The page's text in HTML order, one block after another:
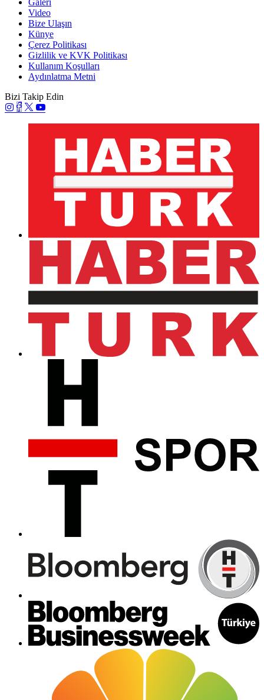
Galeri
Video
Bize Ulaşın
Künye
Çerez Politikası
Gizlilik ve KVK Politikası
Kullanım Koşulları
Aydınlatma Metni
Bizi Takip Edin